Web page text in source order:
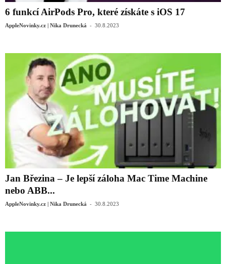
6 funkcí AirPods Pro, které získáte s iOS 17
AppleNovinky.cz | Nika Drunecká - 30.8.2023
Jan Březina – Je lepší záloha Mac Time Machine
nebo ABB...
AppleNovinky.cz | Nika Drunecká - 30.8.2023